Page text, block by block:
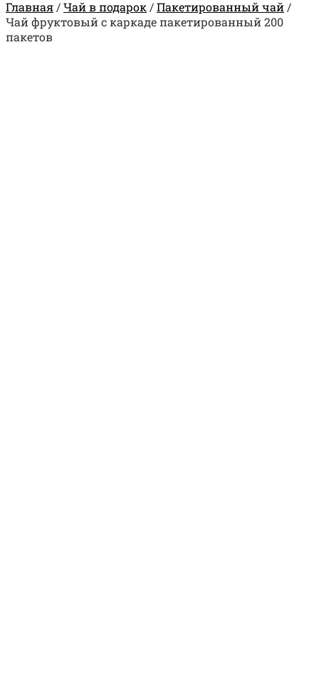
Главная/Чай в подарок/Пакетированный чай/
Чай фруктовый с каркаде пакетированный 200
пакетов